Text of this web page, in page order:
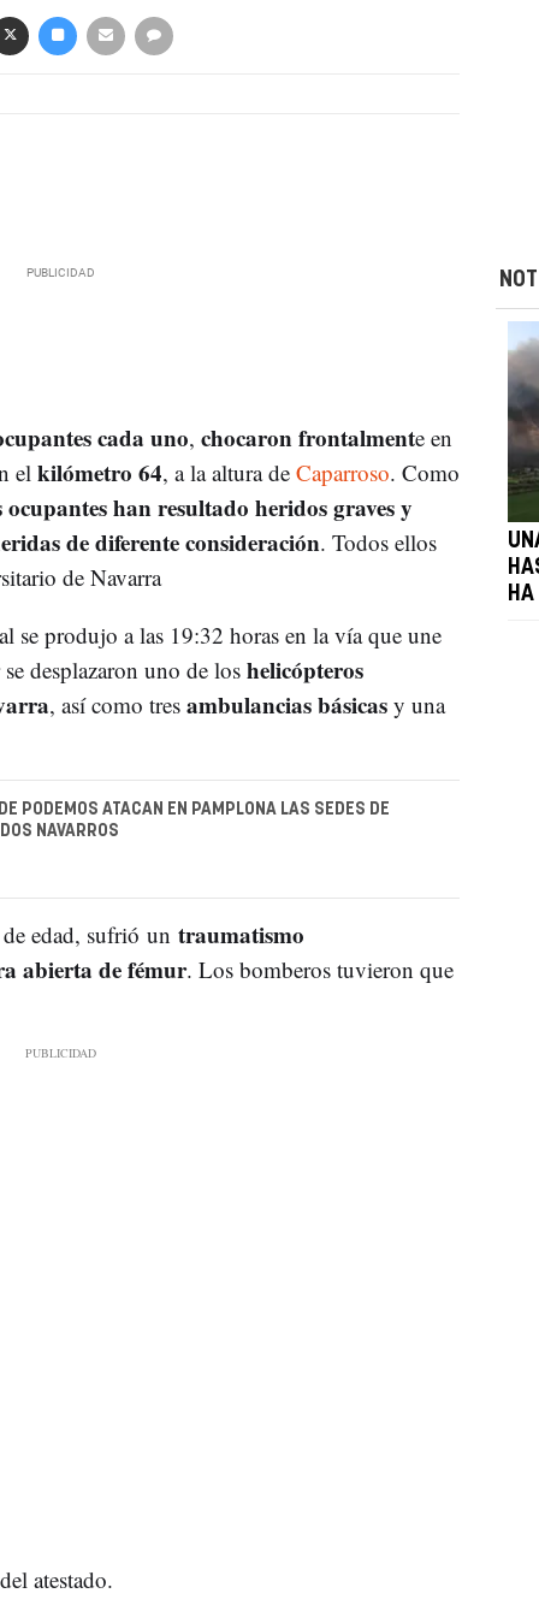
cada uno, chocaron frontalmente en
el kilómetro 64, a la altura de Caparroso. Como
han resultado heridos graves y
de diferente consideración. Todos ellos
de Navarra
se produjo a las 19:32 horas en la vía que une
desplazaron uno de los helicópteros
, así como tres ambulancias básicas y una
PODEMOS ATACAN EN PAMPLONA LAS SEDES DE
NAVARROS
edad, sufrió un traumatismo
abierta de fémur. Los bomberos tuvieron que
atestado.